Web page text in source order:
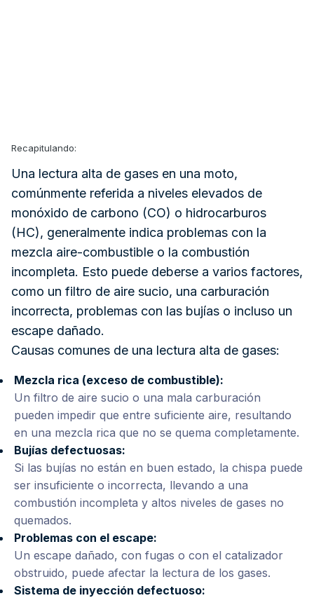
Recapitulando:
Una lectura alta de gases en una moto,
comúnmente referida a niveles elevados de
monóxido de carbono (CO) o hidrocarburos
(HC), generalmente indica problemas con la
mezcla aire-combustible o la combustión
incompleta. Esto puede deberse a varios factores,
como un filtro de aire sucio, una carburación
incorrecta, problemas con las bujías o incluso un
escape dañado.
Causas comunes de una lectura alta de gases:
Mezcla rica (exceso de combustible):
Un filtro de aire sucio o una mala carburación
pueden impedir que entre suficiente aire, resultando
en una mezcla rica que no se quema completamente.
Bujías defectuosas:
Si las bujías no están en buen estado, la chispa puede
ser insuficiente o incorrecta, llevando a una
combustión incompleta y altos niveles de gases no
quemados.
Problemas con el escape:
Un escape dañado, con fugas o con el catalizador
obstruido, puede afectar la lectura de los gases.
Sistema de inyección defectuoso: